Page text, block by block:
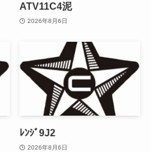
ATV11C4泥
2026年8月6日
ﾚﾝｼﾞ9J2
2026年8月6日